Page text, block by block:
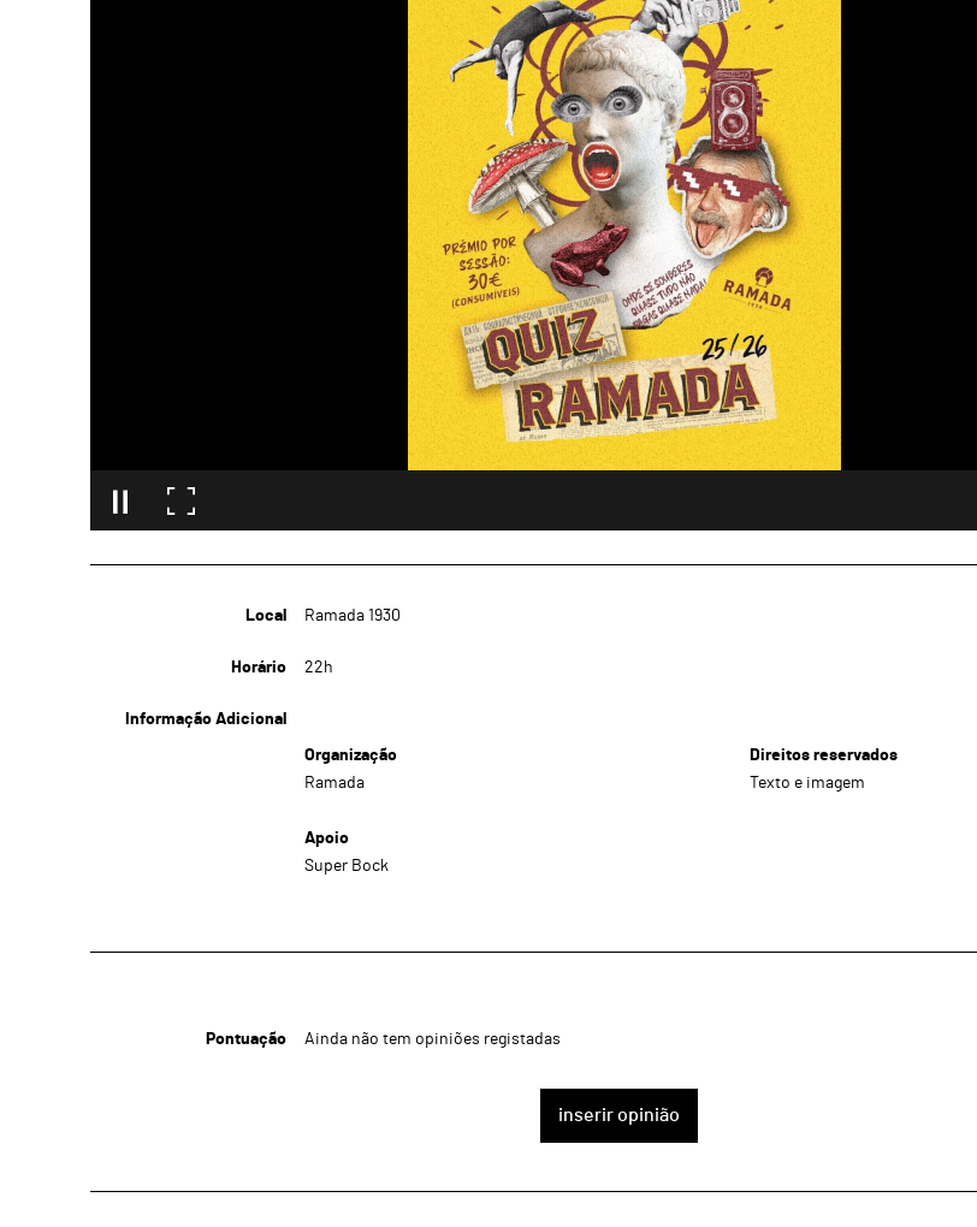
Local Ramada 1930
Horário 22h
Informação Adicional
Organização
Ramada
Apoio
Super Bock
Direitos reservados
Texto e imagem
Pontuação Ainda não tem opiniões registadas
inserir opinião